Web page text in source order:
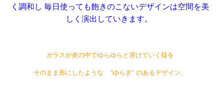
く調和し 毎日使っても飽きのこないデザインは空間を美
しく演出していきます。
ガラスが炎の中でゆらゆらと溶けていく様を
そのまま形にしたような "ゆらぎ” のあるデザイン。